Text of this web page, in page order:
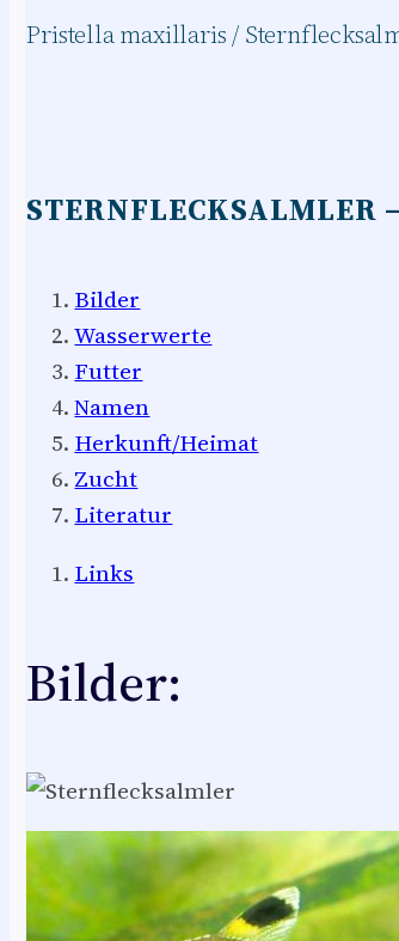
Pristella maxillaris /
STERNFLECKSALMLER
Bilder
Wasserwerte
Futter
Namen
Herkunft/Heimat
Zucht
Literatur
Links
Bilder: